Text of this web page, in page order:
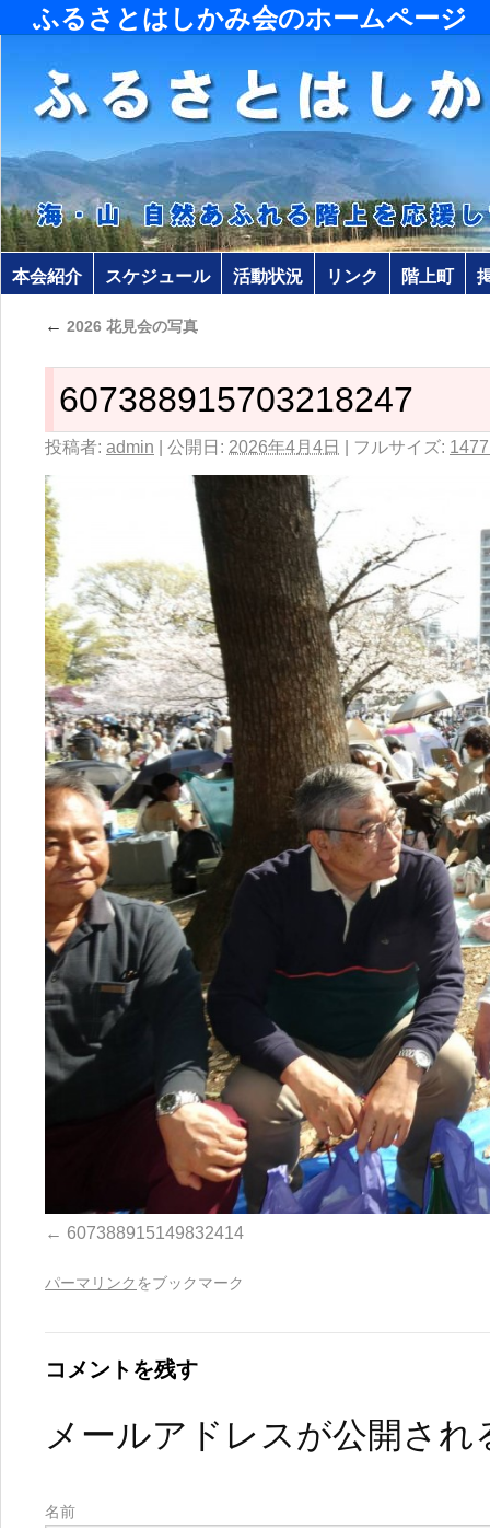
ふるさとはしかみ会のホームページ
本会紹介 スケジュール 活動状況 リンク 階上町
← 2026 花見会の写真
607388915703218247
投稿者: admin 公開日: 2026年4月4日 フルサイズ:
607388915149832414
パーマリンク をブックマーク
コメントを残す
メールアドレスが公開さ
名前